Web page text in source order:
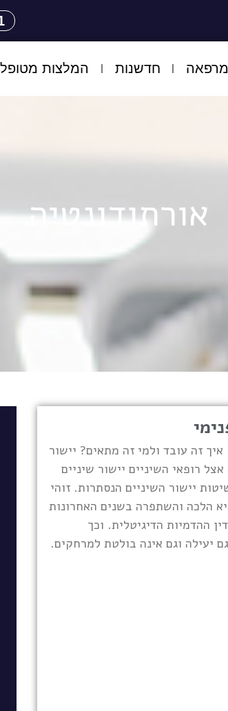
חדשנות המלצות
אורתודונטיה
איך זה עובד ולמי זה מתאים? יישור
רופאי השיניים יישור שיניים
יישור השיניים הנסתרות. זוהי
הלכה והשתפרה בשנים האחרונות
ההדמיות הדיגיטלית. וכך
יעילה וגם אינה בולטת למרחקים.